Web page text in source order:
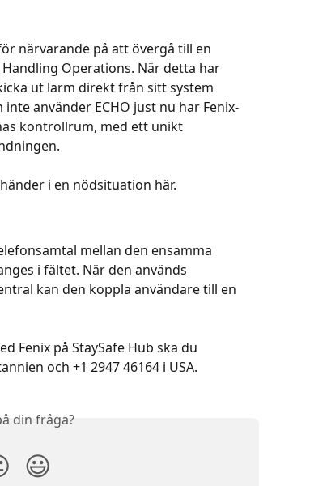
närvarande på att övergå till en
Handling Operations. När detta har
ut larm direkt från sitt system
använder ECHO just nu har Fenix-
kontrollrum, med ett unikt
i en nödsituation här.
mellan den ensamma
i fältet. När den används
kan den koppla användare till en
Fenix på StaySafe Hub ska du
och +1 2947 46164 i USA.
din fråga?
😃